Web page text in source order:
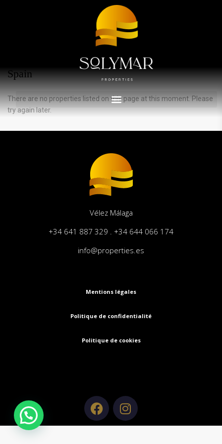
Annonces immobilières répertoriées dans
Spain
There are no properties listed on this page at this moment. Please
try again later.
Vélez Málaga
+34 641 887 329 . +34 644 066 174
info@properties.es
Mentions légales
Politique de confidentialité
Politique de cookies